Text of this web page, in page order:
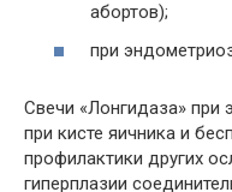
абортов);
при
Свечи «Лонгидаза» при
при кисте яичника и
профилактики других
гиперплазии